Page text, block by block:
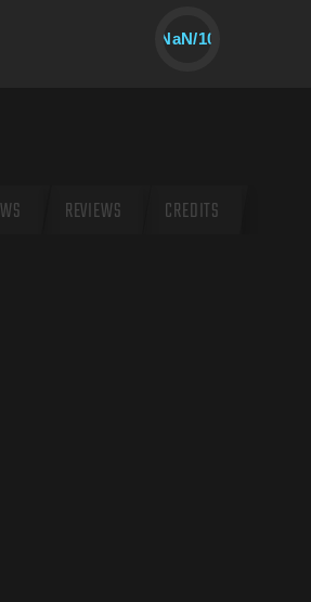
NaN/10
REVIEWS CREDITS